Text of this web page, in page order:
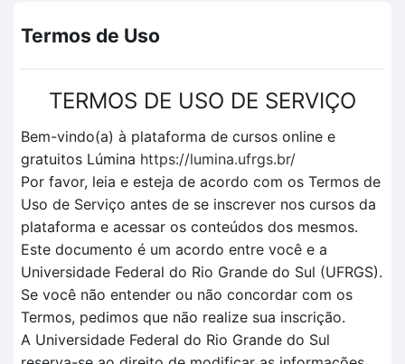
Termos de Uso
TERMOS DE USO DE SERVIÇO
Bem-vindo(a) à plataforma de cursos online e
gratuitos Lúmina https://lumina.ufrgs.br/
Por favor, leia e esteja de acordo com os Termos de
Uso de Serviço antes de se inscrever nos cursos da
plataforma e acessar os conteúdos dos mesmos.
Este documento é um acordo entre você e a
Universidade Federal do Rio Grande do Sul (UFRGS).
Se você não entender ou não concordar com os
Termos, pedimos que não realize sua inscrição.
A Universidade Federal do Rio Grande do Sul